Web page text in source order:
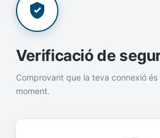
Verificació de
Comprovant que la teva connexió és
moment.